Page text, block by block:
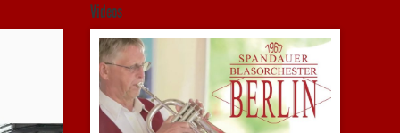
Videos